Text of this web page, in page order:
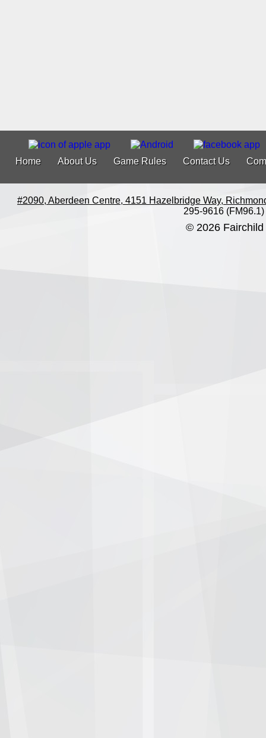
Home About Us Game Rules Contact Us
#2090, Aberdeen Centre, 4151 Hazelbridge Way,
295-9616 (FM96.1)
© 2026 Fairchild